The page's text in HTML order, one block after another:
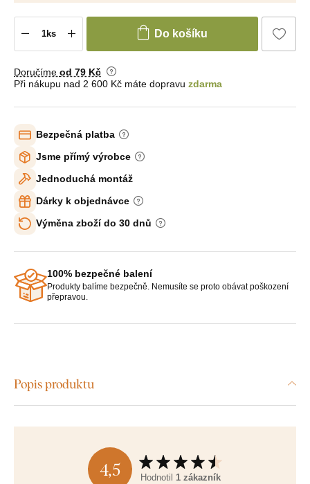
Do košíku
Doručíme od 79 Kč
Při nákupu nad 2 600 Kč máte dopravu zdarma
Bezpečná platba
Jsme přímý výrobce
Jednoduchá montáž
Dárky k objednávce
Výměna zboží do 30 dnů
100% bezpečné balení
Produkty balíme bezpečně. Nemusíte se proto obávat poškození
přepravou.
Popis produktu
4,5 Hodnotil 1 zákazník